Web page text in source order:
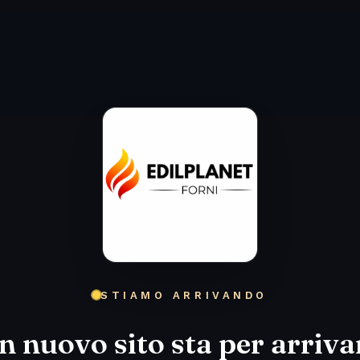
STIAMO ARRIVANDO
nuovo sito sta per